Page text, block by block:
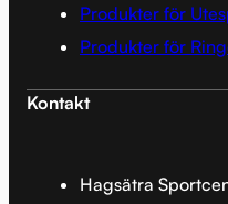
Produkter för
Produkter för
Kontakt
Hagsätra